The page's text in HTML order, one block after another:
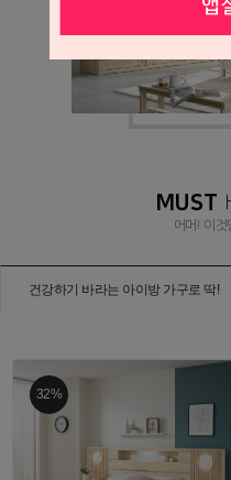
MUST
어머! 이것
건강하기 바라는 아이방 가구로 딱!
32%